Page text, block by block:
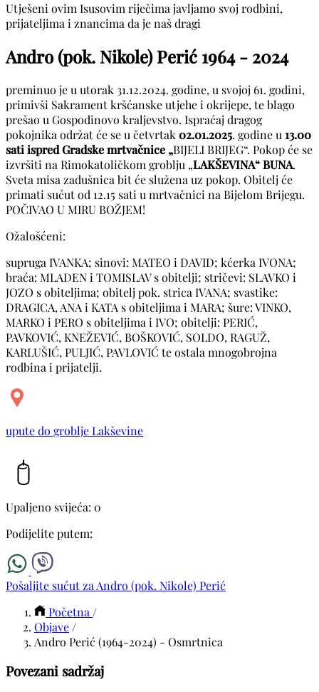
Utješeni ovim Isusovim riječima javljamo svoj rodbini,
prijateljima i znancima da je naš dragi
Andro (pok. Nikole) Perić 1964 - 2024
preminuo je u utorak 31.12.2024. godine, u svojoj 61. godini,
primivši Sakrament kršćanske utjehe i okrijepe, te blago
prešao u Gospodinovo kraljevstvo. Ispraćaj dragog
pokojnika održat će se u četvrtak 02.01.2025. godine u 13.00
sati ispred Gradske mrtvačnice „BIJELI BRIJEG“. Pokop će se
izvršiti na Rimokatoličkom groblju „LAKŠEVINA“ BUNA.
Sveta misa zadušnica bit će služena uz pokop. Obitelj će
primati sućut od 12.15 sati u mrtvačnici na Bijelom Brijegu.
POČIVAO U MIRU BOŽJEM!
Ožalošćeni:
supruga IVANKA; sinovi: MATEO i DAVID; kćerka IVONA;
braća: MLADEN i TOMISLAV s obitelji; stričevi: SLAVKO i
JOZO s obiteljima; obitelj pok. strica IVANA; svastike:
DRAGICA, ANA i KATA s obiteljima i MARA; šure: VINKO,
MARKO i PERO s obiteljima i IVO; obitelji: PERIĆ,
PAVKOVIĆ, KNEŽEVIĆ, BOŠKOVIĆ, SOLDO, RAGUŽ,
KARLUŠIĆ, PULJIĆ, PAVLOVIĆ te ostala mnogobrojna
rodbina i prijatelji.
upute do groblje Lakševine
Upaljeno svijeća: 0
Podijelite putem:
Pošaljite sućut za Andro (pok. Nikole) Perić
Početna /
Objave /
Andro Perić (1964-2024) - Osmrtnica
Povezani sadržaj